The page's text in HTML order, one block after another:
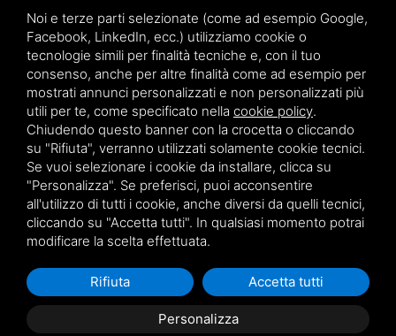
informazioni generiche
info@zucchini.it
ufficio commerciale
commerciale@zucchini.it
Privacy/Sitemap
Noi e terze parti selezionate (come ad esempio Google,
Facebook, LinkedIn, ecc.) utilizziamo cookie o
tecnologie simili per finalità tecniche e, con il tuo
consenso, anche per altre finalità come ad esempio per
mostrati annunci personalizzati e non personalizzati più
utili per te, come specificato nella cookie policy.
Chiudendo questo banner con la crocetta o cliccando
su "Rifiuta", verranno utilizzati solamente cookie tecnici.
Se vuoi selezionare i cookie da installare, clicca su
"Personalizza". Se preferisci, puoi acconsentire
all'utilizzo di tutti i cookie, anche diversi da quelli tecnici,
cliccando su "Accetta tutti". In qualsiasi momento potrai
modificare la scelta effettuata.
Personalizza
Rifiuta Accetta tutti